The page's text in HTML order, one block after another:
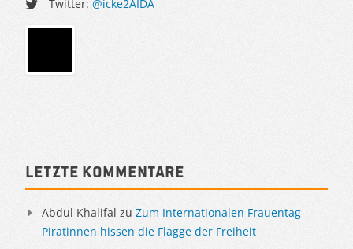
Twitter:@icke2AIDA
Sidebar
Letzte Kommentare
Abdul Khalifal zu Zum Internationalen Frauentag –
Piratinnen hissen die Flagge der Freiheit